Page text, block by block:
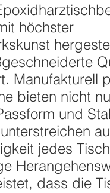
höchster
Manufakturell
bieten nicht
und
jedes
dass die